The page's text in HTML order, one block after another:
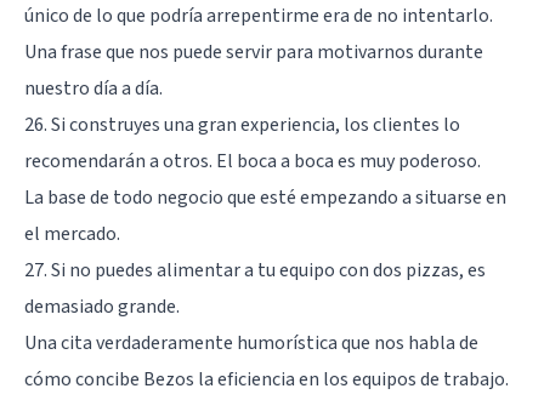
único de lo que podría arrepentirme era de no intentarlo.
Una frase que nos puede servir para motivarnos durante
nuestro día a día.
26. Si construyes una gran experiencia, los clientes lo
recomendarán a otros. El boca a boca es muy poderoso.
La base de todo negocio que esté empezando a situarse en
el mercado.
27. Si no puedes alimentar a tu equipo con dos pizzas, es
demasiado grande.
Una cita verdaderamente humorística que nos habla de
cómo concibe Bezos la eficiencia en los equipos de trabajo.